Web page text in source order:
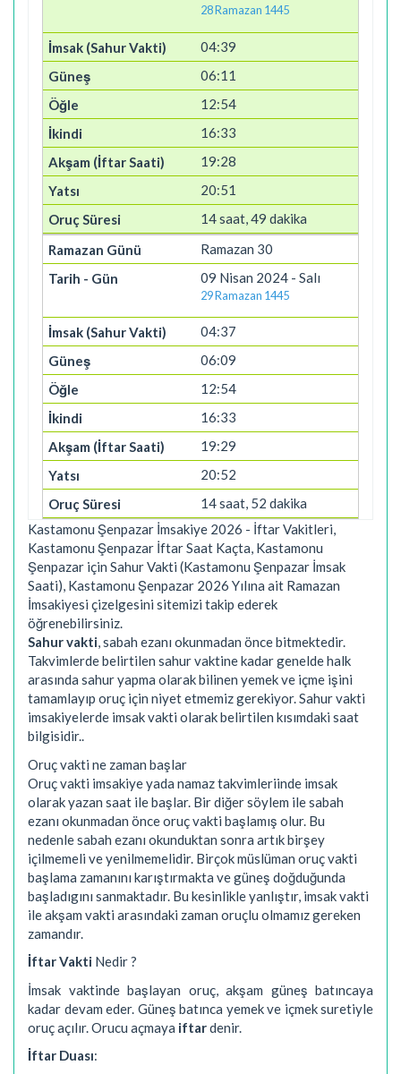
28 Ramazan 1445
04:39
06:11
12:54
16:33
19:28
20:51
14 saat, 49 dakika
Ramazan 30
09 Nisan 2024 - Salı
29 Ramazan 1445
04:37
06:09
12:54
16:33
19:29
20:52
14 saat, 52 dakika
Kastamonu Şenpazar İmsakiye 2026 - İftar Vakitleri,
Kastamonu Şenpazar İftar Saat Kaçta, Kastamonu
Şenpazar için Sahur Vakti (Kastamonu Şenpazar İmsak
Saati), Kastamonu Şenpazar 2026 Yılına ait Ramazan
İmsakiyesi çizelgesini sitemizi takip ederek
öğrenebilirsiniz.
Sahur vakti, sabah ezanı okunmadan önce bitmektedir.
Takvimlerde belirtilen sahur vaktine kadar genelde halk
arasında sahur yapma olarak bilinen yemek ve içme işini
tamamlayıp oruç için niyet etmemiz gerekiyor. Sahur vakti
imsakiyelerde imsak vakti olarak belirtilen kısımdaki saat
bilgisidir..
Oruç vakti ne zaman başlar
Oruç vakti imsakiye yada namaz takvimleriinde imsak
olarak yazan saat ile başlar. Bir diğer söylem ile sabah
ezanı okunmadan önce oruç vakti başlamış olur. Bu
nedenle sabah ezanı okunduktan sonra artık birşey
içilmemeli ve yenilmemelidir. Birçok müslüman oruç vakti
başlama zamanını karıştırmakta ve güneş doğduğunda
başladıgını sanmaktadır. Bu kesinlikle yanlıştır, imsak vakti
ile akşam vakti arasındaki zaman oruçlu olmamız gereken
zamandır.
İftar Vakti Nedir ?
İmsak vaktinde başlayan oruç, akşam güneş batıncaya
kadar devam eder. Güneş batınca yemek ve içmek suretiyle
oruç açılır. Orucu açmaya iftardenir.
İftar Duası: